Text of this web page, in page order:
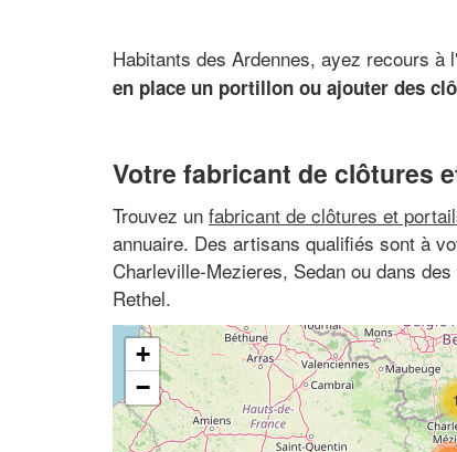
Habitants des Ardennes, ayez recours
en place un portillon ou ajouter des
Votre fabricant de clôtures
Trouvez un fabricant de clôtures et
annuaire. Des artisans qualifiés sont à
Charleville-Mezieres, Sedan ou dans
Rethel.
+
−